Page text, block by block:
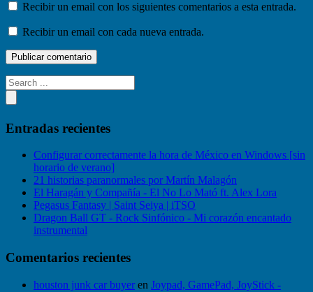
Recibir un email con los siguientes comentarios a esta entrada.
Recibir un email con cada nueva entrada.
Entradas recientes
Configurar correctamente la hora de México en Windows [sin
horario de verano]
21 historias paranormales por Martín Malagón
El Haragán y Compañía - El No Lo Mató ft. Alex Lora
Pegasus Fantasy | Saint Seiya | iTSO
Dragon Ball GT - Rock Sinfónico - Mi corazón encantado
instrumental
Comentarios recientes
houston junk car buyer en Joypad, GamePad, JoyStick -